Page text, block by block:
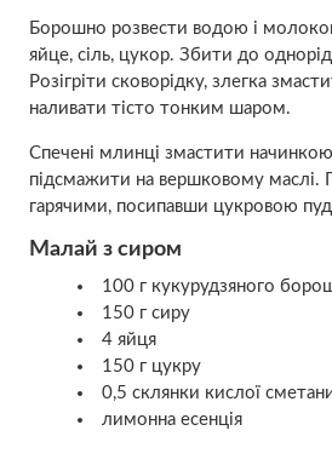
Борошно розвести водою і
яйце, сіль, цукор. Збити до
Розігріти сковорідку, злегка
наливати тісто тонким шаром.
Спечені млинці змастити
підсмажити на вершковому маслі.
гарячими, посипавши цукровою
Малай з сиром
100 г кукурудзяного
150 г сиру
4 яйця
150 г цукру
0,5 склянки кислої
лимонна есенція